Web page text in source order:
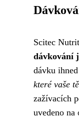
Scitec
dávkování
dávku
které vaše
zažívacích
uvedeno na